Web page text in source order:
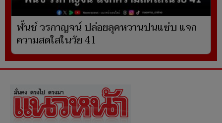
พั้นช์ วรกาญจน์ ปล่อยลุคหวานปนแซ่บ แจก
ความสดใสในวัย 41